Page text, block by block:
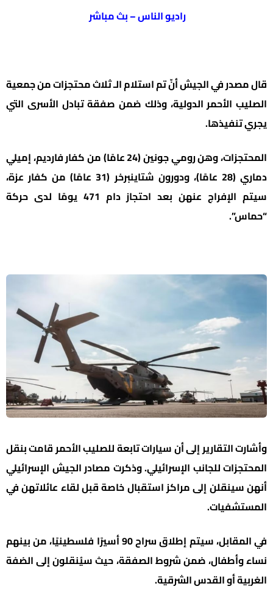
راديو الناس – بث مباشر
قال مصدر في الجيش أنّ تم استلام الـ ثلاث محتجزات من جمعية
الصليب الأحمر الدولية، وذلك ضمن صفقة تبادل الأسرى التي
يجري تنفيذها.
المحتجزات، وهن رومي جونين (24 عامًا) من كفار فارديم، إميلي
دماري (28 عامًا)، ودورون شتاينبرخر (31 عامًا) من كفار عزة،
سيتم الإفراج عنهن بعد احتجاز دام 471 يومًا لدى حركة
“حماس”.
وأشارت التقارير إلى أن سيارات تابعة للصليب الأحمر قامت بنقل
المحتجزات للجانب الإسرائيلي. وذكرت مصادر الجيش الإسرائيلي
أنهن سينقلن إلى مراكز استقبال خاصة قبل لقاء عائلاتهن في
المستشفيات.
في المقابل، سيتم إطلاق سراح 90 أسيرًا فلسطينيًا، من بينهم
نساء وأطفال، ضمن شروط الصفقة، حيث سيُنقلون إلى الضفة
الغربية أو القدس الشرقية.